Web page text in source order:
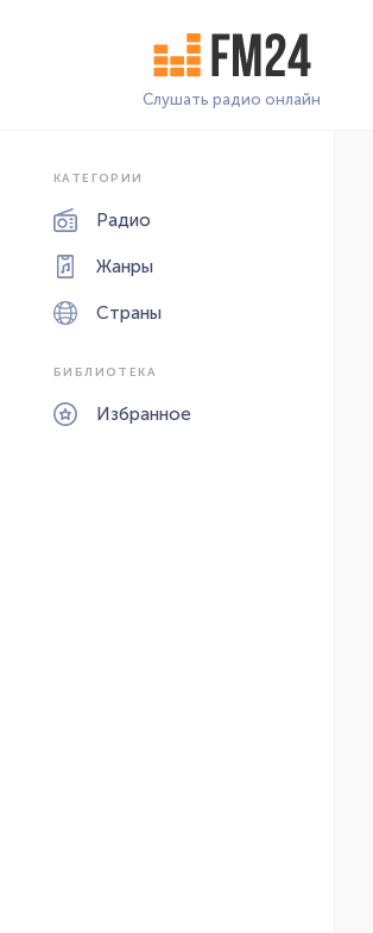
Слушать радио онлайн
КАТЕГОРИИ
Радио
Жанры
Страны
БИБЛИОТЕКА
Избранное